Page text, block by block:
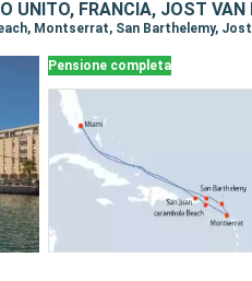
UNITO, FRANCIA, JOST VAN
Montserrat, San Barthelemy,
Pensione completa